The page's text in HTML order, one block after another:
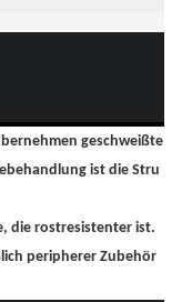
geschweißte
ist die Stru
die rostresistenter ist.
peripherer Zubehör